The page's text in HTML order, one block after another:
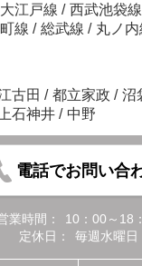
江戸線 / 西武池袋線
線 / 総武線 / 丸ノ内
古田 / 都立家政 / 沼
上石神井 / 中野
電話でお問い合
業時間：
10：00～18
定休日：
毎週水曜日